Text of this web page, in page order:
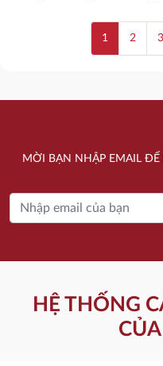
1 2 3
MỜI BẠN NHẬP EMAIL
HỆ THỐNG